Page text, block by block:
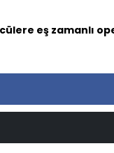
eş zamanlı